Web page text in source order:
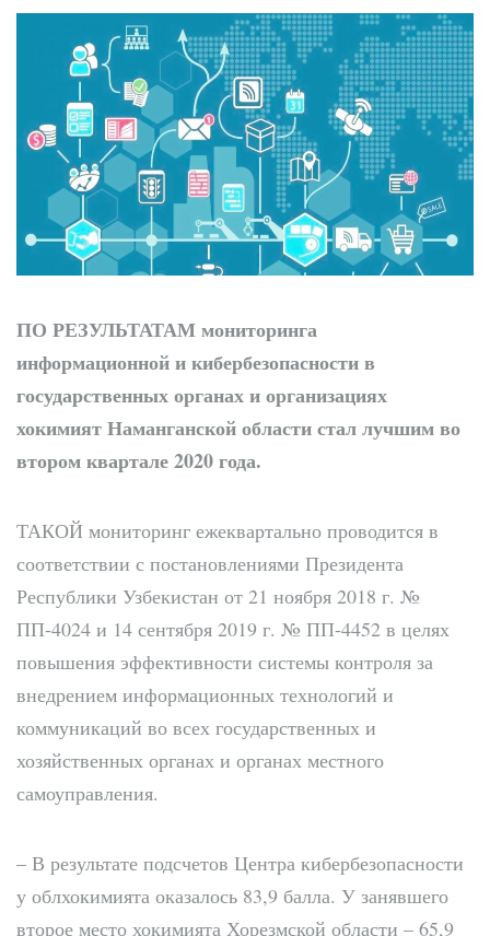
ПО РЕЗУЛЬТАТАМмониторинга
информационной и кибербезопасности в
государственных органах и организациях
хокимият Наманганской области стал лучшим во
втором квартале 2020 года.
ТАКОЙ мониторинг ежеквартально проводится в
соответствии с постановлениями Президента
Республики Узбекистан от 21 ноября 2018 г. №
ПП-4024 и 14 сентября 2019 г. № ПП-4452 в целях
повышения эффективности системы контроля за
внедрением информационных технологий и
коммуникаций во всех государственных и
хозяйственных органах и органах местного
самоуправления.
– В результате подсчетов Центра кибербезопасности
у облхокимията оказалось 83,9 балла. У занявшего
второе место хокимията Хорезмской области – 65,9